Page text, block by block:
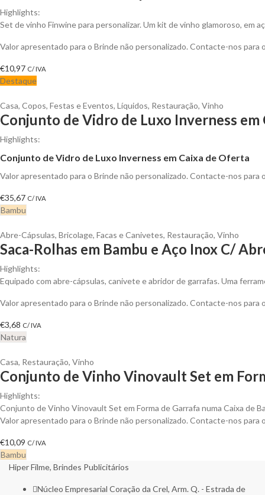
Highlights:
Set de vinho Finwine para personalizar. Um kit de vinho glamoroso, em
Valor apresentado para o Brinde não personalizado. Contacte-nos
€10,97 C/ IVA
Destaque
Casa, Copos, Festas e Eventos, Líquidos, Restauração, Vinho
Conjunto de Vidro de Luxo Inverness
Highlights:
Conjunto de Vidro de Luxo Inverness em Caixa de Oferta
Valor apresentado para o Brinde não personalizado. Contacte-nos
€35,67 C/ IVA
Bambu
Abre-Cápsulas, Bricolage, Facas e Canivetes, Restauração, Vinho
Saca-Rolhas em Bambu e Aço Inox C/
Highlights:
Equipado com abre-cápsulas, canivete e abridor de garrafas. Uma
Valor apresentado para o Brinde não personalizado. Contacte-nos
€3,68 C/ IVA
Natura
Casa, Restauração, Vinho
Conjunto de Vinho Vinovault Set em
Highlights:
Conjunto de Vinho Vinovault Set em Forma de Garrafa numa Caixa de
Valor apresentado para o Brinde não personalizado. Contacte-nos
€10,09 C/ IVA
Bambu
Hiper Filme, Brindes Publicitários
Núcleo Empresarial Coração da Crel, Arm. Q. - Estrada de